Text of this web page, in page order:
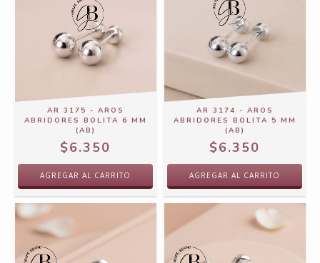
AR 3175 - AROS
ABRIDORES BOLITA 6 MM
(AB)
$6.350
AR 3174 - AROS
ABRIDORES BOLITA 5 MM
(AB)
$6.350